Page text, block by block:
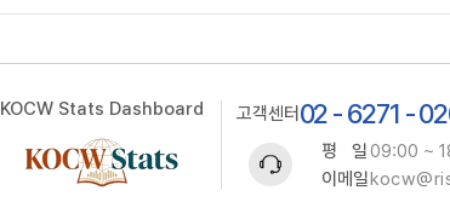
KOCW Stats Dashboard 고객센터 02 - 6271 -
평 일09:00 ~
이메일